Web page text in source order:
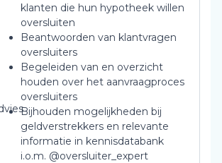
klanten die hun hypotheek willen
oversluiten
Beantwoorden van klantvragen
oversluiters
Begeleiden van en overzicht
houden over het aanvraagproces
oversluiters
Bijhouden mogelijkheden bij
geldverstrekkers en relevante
informatie in kennisdatabank
i.o.m. @oversluiter_expert